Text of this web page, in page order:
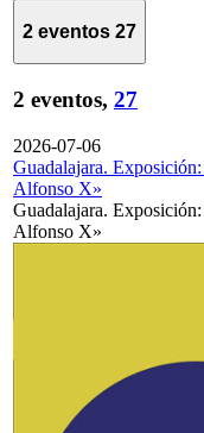
2 eventos 27
2 eventos, 27
2026-07-06
Guadalajara.
Alfonso X»
Guadalajara.
Alfonso X»